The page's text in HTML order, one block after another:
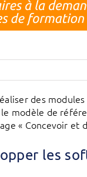
des
modèle de
« Concevoir
les